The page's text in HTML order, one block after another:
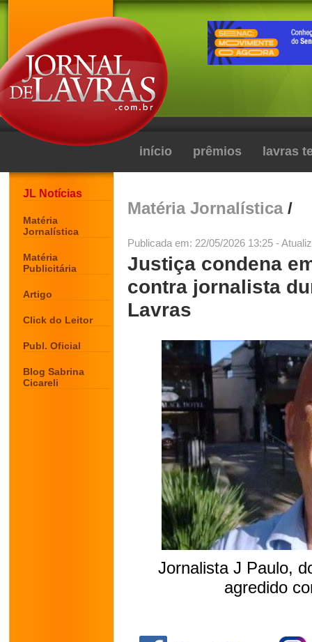
início prêmios lavras
JL Notícias
Matéria
Jornalística
Matéria
Publicitária
Artigo
Click do Leitor
Publ. Oficial
Blog Sabrina
Cicareli
Matéria Jornalística/
Publicada em: 22/05/2026 13:25 -
Justiça condena
contra jornalista
Lavras
Jornalista J Paulo,
agredido